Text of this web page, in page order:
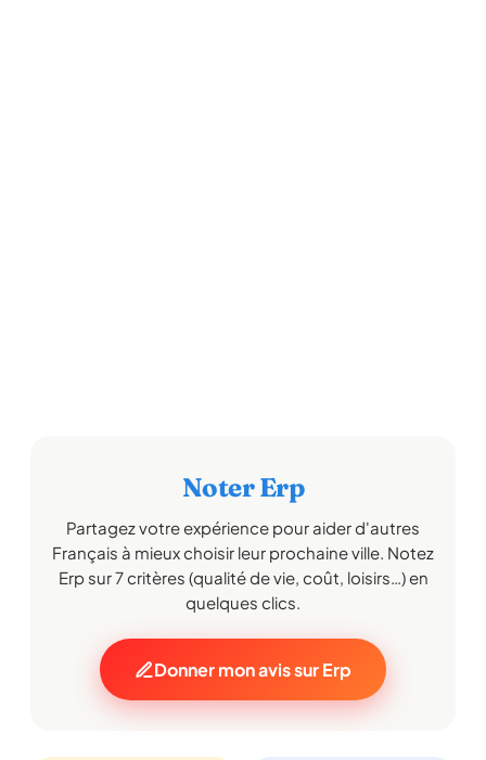
Noter Erp
Partagez votre expérience pour aider d'autres
Français à mieux choisir leur prochaine ville. Notez
Erp sur 7 critères (qualité de vie, coût, loisirs…) en
quelques clics.
Donner mon avis sur Erp